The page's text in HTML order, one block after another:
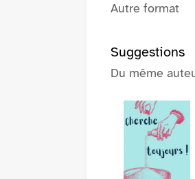
Autre format
Suggestions
Du même